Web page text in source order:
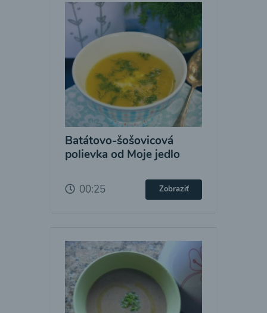
Batátovo-šošovicová
polievka od Moje jedlo
00:25 Zobraziť